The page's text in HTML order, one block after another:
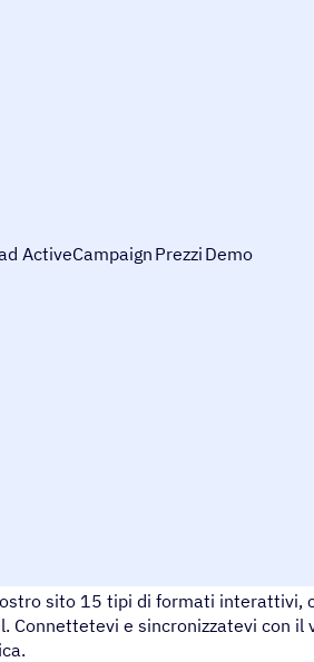
ActiveCampaign Prezzi Demo
sito 15 tipi di formati interattivi,
Connettetevi e sincronizzatevi con il